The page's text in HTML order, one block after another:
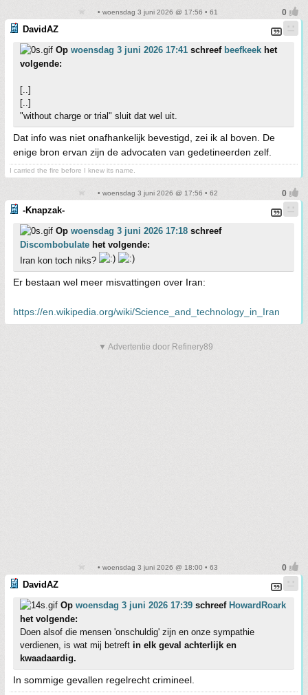
• woensdag 3 juni 2026 @ 17:56 • 61
DavidAZ
Op woensdag 3 juni 2026 17:41 schreef beefkeek het
volgende:
[..]
[..]
"without charge or trial" sluit dat wel uit.
Dat info was niet onafhankelijk bevestigd, zei ik al boven. De
enige bron ervan zijn de advocaten van gedetineerden zelf.
I carried the fire before I knew its name.
• woensdag 3 juni 2026 @ 17:56 • 62
-Knapzak-
Op woensdag 3 juni 2026 17:18 schreef
Discombobulate het volgende:
Iran kon toch niks?
Er bestaan wel meer misvattingen over Iran:
https://en.wikipedia.org/wiki/Science_and_technology_in_Iran
▼ Advertentie door Refinery89
• woensdag 3 juni 2026 @ 18:00 • 63
DavidAZ
Op woensdag 3 juni 2026 17:39 schreef HowardRoark
het volgende:
Doen alsof die mensen 'onschuldig' zijn en onze sympathie
verdienen, is wat mij betreft in elk geval achterlijk en
kwaadaardig.
In sommige gevallen regelrecht crimineel.